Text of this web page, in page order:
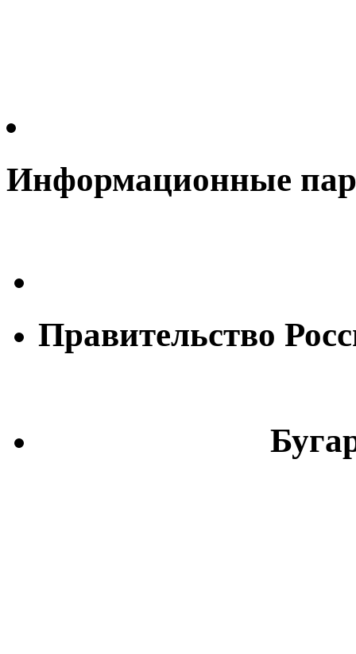
Информационные
Правительство